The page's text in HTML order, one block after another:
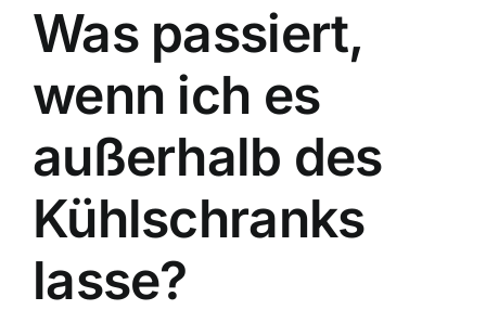
Was passiert,
wenn ich es
außerhalb des
Kühlschranks
lasse?